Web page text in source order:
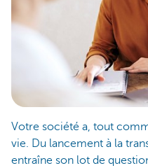
Votre société a, tout
vie. Du lancement à la
entraîne son lot de